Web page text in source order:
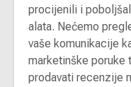
procijenili i
alata. Nećemo
vaše komunikacije
marketinške poruke
prodavati recenzije